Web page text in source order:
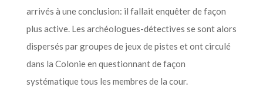
arrivés à une conclusion: il fallait enquêter de façon
plus active. Les archéologues-détectives se sont alors
dispersés par groupes de jeux de pistes et ont circulé
dans la Colonie en questionnant de façon
systématique tous les membres de la cour.